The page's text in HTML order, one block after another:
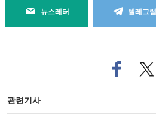
뉴스레터 텔레그램
페
이
트위
터로
관련기사